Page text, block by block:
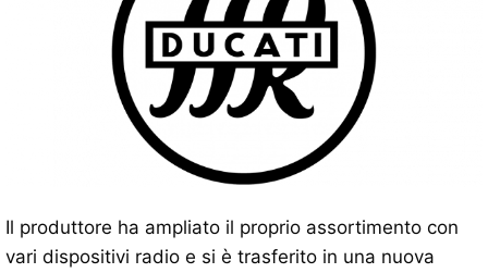
Il produttore ha ampliato il proprio assortimento con
vari dispositivi radio e si è trasferito in una nuova